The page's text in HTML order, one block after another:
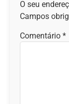
O seu
Campos
Comentário *